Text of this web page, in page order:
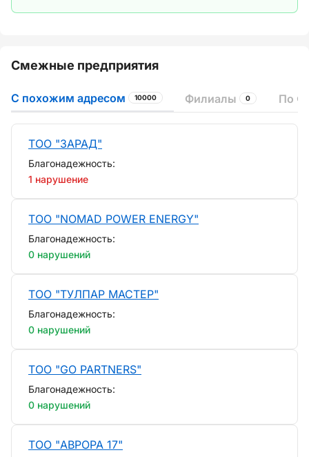
Смежные предприятия
С похожим адресом 10000 Филиалы 0 По
ТОО "ЗАРАД"
Благонадежность:
1 нарушение
ТОО "NOMAD POWER ENERGY"
Благонадежность:
0 нарушений
ТОО "ТУЛПАР МАСТЕР"
Благонадежность:
0 нарушений
ТОО "GO PARTNERS"
Благонадежность:
0 нарушений
ТОО "АВРОРА 17"